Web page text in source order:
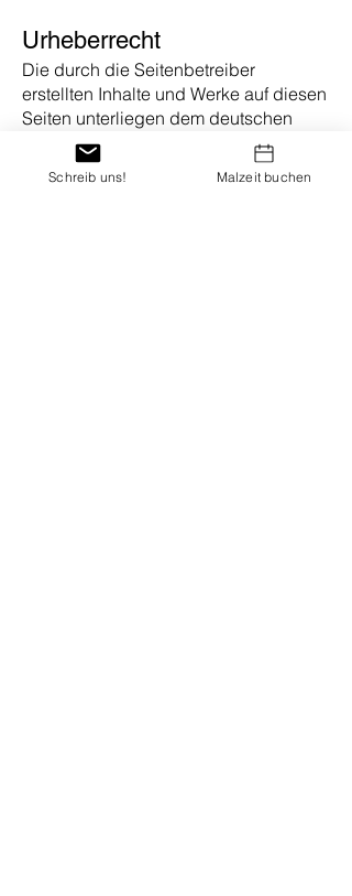
Urheberrecht
Die durch die Seitenbetreiber
erstellten Inhalte und Werke auf diesen
Seiten unterliegen dem deutschen
Urheberrecht. Die Vervielfältigung,
Bearbeitung, Verbreitung und jede Art
der Verwertung außerhalb der Grenzen
Schreib uns! Malzeit buchen